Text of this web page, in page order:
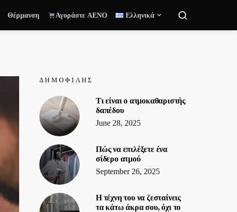
Θέρμανση Αγοράστε AENO Ελληνικά
ΔΗΜΟΦΙΛΉΣ
Τι είναι ο ατμοκαθαριστής
δαπέδου
June 28, 2025
Πώς να επιλέξετε ένα
σίδερο ατμού
September 26, 2025
Η τέχνη του να ζεσταίνεις
τα κάτω άκρα σου, όχι το